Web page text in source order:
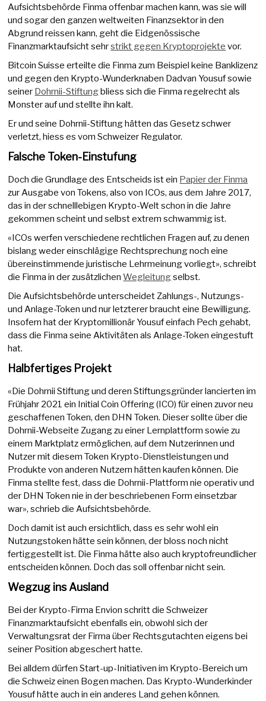
Aufsichtsbehörde Finma offenbar machen kann, was sie will
und sogar den ganzen weltweiten Finanzsektor in den
Abgrund reissen kann, geht die Eidgenössische
Finanzmarktaufsicht sehrstrikt gegen Kryptoprojekte vor.
Bitcoin Suisse erteilte die Finma zum Beispiel keine Banklizenz
und gegen den Krypto-Wunderknaben Dadvan Yousuf sowie
seiner Dohrnii-Stiftungbliess sich die Finma regelrecht als
Monster auf und stellte ihn kalt.
Er und seine Dohrnii-Stiftung hätten das Gesetz schwer
verletzt, hiess es vom Schweizer Regulator.
Falsche Token-Einstufung
Doch die Grundlage des Entscheids ist ein Papier der Finma
zur Ausgabe von Tokens, also von ICOs, aus dem Jahre 2017,
das in der schnelllebigen Krypto-Welt schon in die Jahre
gekommen scheint und selbst extrem schwammig ist.
«ICOs werfen verschiedene rechtlichen Fragen auf, zu denen
bislang weder einschlägige Rechtsprechung noch eine
übereinstimmende juristische Lehrmeinung vorliegt», schreibt
die Finma in der zusätzlichenWegleitungselbst.
Die Aufsichtsbehörde unterscheidet Zahlungs-, Nutzungs-
und Anlage-Token und nur letzterer braucht eine Bewilligung.
Insofern hat der Kryptomillionär Yousuf einfach Pech gehabt,
dass die Finma seine Aktivitäten als Anlage-Token eingestuft
hat.
Halbfertiges Projekt
«Die Dohrnii Stiftung und deren Stiftungsgründer lancierten im
Frühjahr 2021 ein Initial Coin Offering (ICO) für einen zuvor neu
geschaffenen Token, den DHN Token. Dieser sollte über die
Dohrnii-Webseite Zugang zu einer Lernplattform sowie zu
einem Marktplatz ermöglichen, auf dem Nutzerinnen und
Nutzer mit diesem Token Krypto-Dienstleistungen und
Produkte von anderen Nutzern hätten kaufen können. Die
Finma stellte fest, dass die Dohrnii-Plattform nie operativ und
der DHN Token nie in der beschriebenen Form einsetzbar
war», schrieb die Aufsichtsbehörde.
Doch damit ist auch ersichtlich, dass es sehr wohl ein
Nutzungstoken hätte sein können, der bloss noch nicht
fertiggestellt ist. Die Finma hätte also auch kryptofreundlicher
entscheiden können. Doch das soll offenbar nicht sein.
Wegzug ins Ausland
Bei der Krypto-Firma Envion schritt die Schweizer
Finanzmarktaufsicht ebenfalls ein, obwohl sich der
Verwaltungsrat der Firma über Rechtsgutachten eigens bei
seiner Position abgeschert hatte.
Bei alldem dürfen Start-up-Initiativen im Krypto-Bereich um
die Schweiz einen Bogen machen. Das Krypto-Wunderkinder
Yousuf hätte auch in ein anderes Land gehen können.